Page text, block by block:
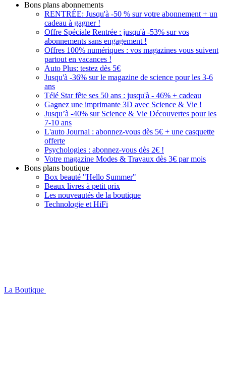
Bons plans abonnements
RENTRÉE: Jusqu'à -50 % sur votre abonnement + un
cadeau à gagner !
Offre Spéciale Rentrée : jusqu'à -53% sur vos
abonnements sans engagement !
Offres 100% numériques : vos magazines vous suivent
partout en vacances !
Auto Plus: testez dès 5€
Jusqu'à -36% sur le magazine de science pour les 3-6
ans
Télé Star fête ses 50 ans : jusqu'à - 46% + cadeau
Gagnez une imprimante 3D avec Science & Vie !
Jusqu’à -40% sur Science & Vie Découvertes pour les
7-10 ans
L'auto Journal : abonnez-vous dès 5€ + une casquette
offerte
Psychologies : abonnez-vous dès 2€ !
Votre magazine Modes & Travaux dès 3€ par mois
Bons plans boutique
Box beauté "Hello Summer"
Beaux livres à petit prix
Les nouveautés de la boutique
Technologie et HiFi
La Boutique